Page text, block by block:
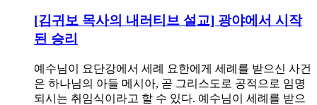
[김귀보 목사의 내러티브 설교] 광야에서 시작
된 승리
예수님이 요단강에서 세례 요한에게 세례를 받으신 사건
은 하나님의 아들 메시아, 곧 그리스도로 공적으로 임명
되시는 취임식이라고 할 수 있다. 예수님이 세례를 받으